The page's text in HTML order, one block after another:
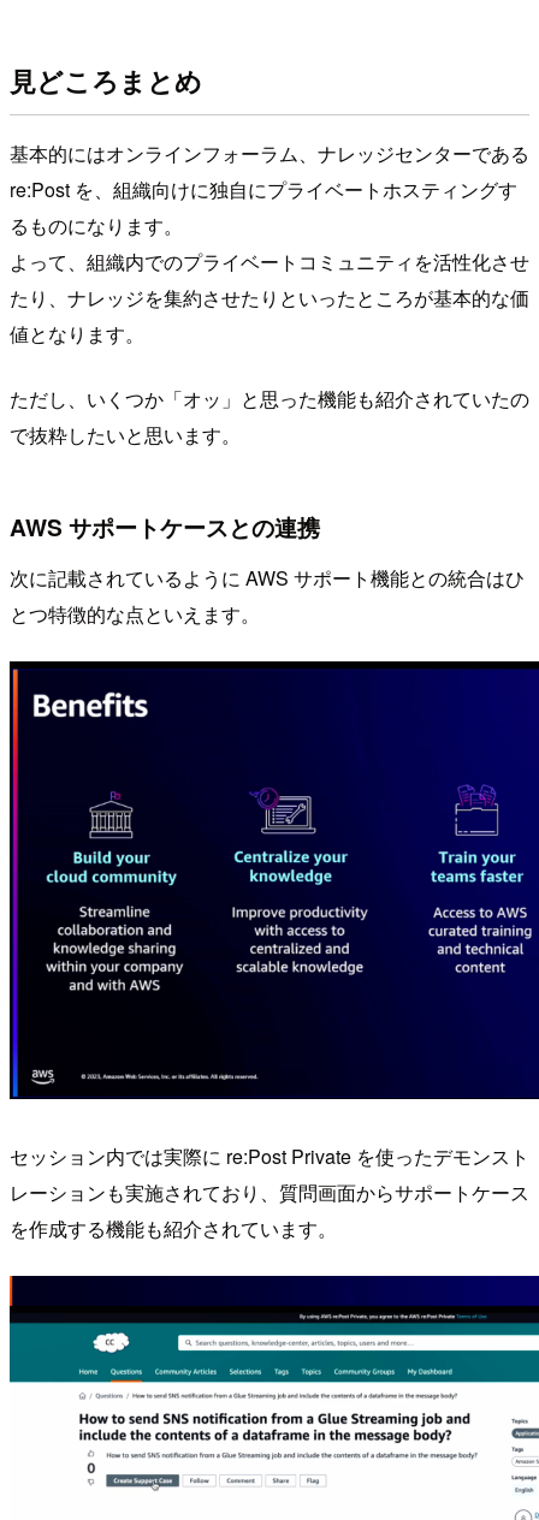
見どころまとめ
基本的にはオンラインフォーラム、ナレッジセンターである
re:Post を、組織向けに独自にプライベートホスティングす
るものになります。
よって、組織内でのプライベートコミュニティを活性化させ
たり、ナレッジを集約させたりといったところが基本的な価
値となります。
ただし、いくつか「オッ」と思った機能も紹介されていたの
で抜粋したいと思います。
AWS サポートケースとの連携
次に記載されているように AWS サポート機能との統合はひ
とつ特徴的な点といえます。
セッション内では実際に re:Post Private を使ったデモンスト
レーションも実施されており、質問画面からサポートケース
を作成する機能も紹介されています。